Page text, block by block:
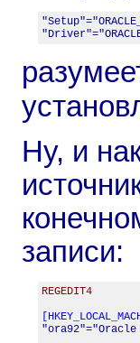
Ну, и
записи:
REGEDIT4
"ora92"="Oracle